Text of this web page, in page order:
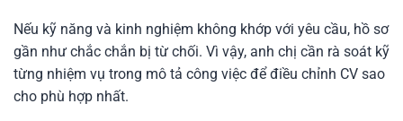
Nếu kỹ năng và kinh nghiệm không khớp với yêu cầu, hồ sơ
gần như chắc chắn bị từ chối. Vì vậy, anh chị cần rà soát kỹ
từng nhiệm vụ trong mô tả công việc để điều chỉnh CV sao
cho phù hợp nhất.